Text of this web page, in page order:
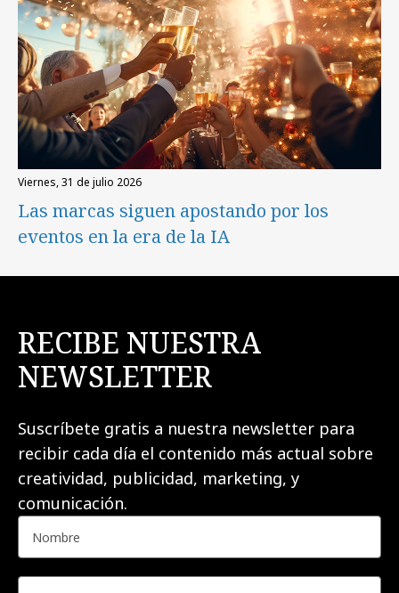
viernes, 31 de julio 2026
Las marcas siguen apostando por los
eventos en la era de la IA
RECIBE NUESTRA
NEWSLETTER
Suscríbete gratis a nuestra newsletter para
recibir cada día el contenido más actual sobre
creatividad, publicidad, marketing, y
comunicación.